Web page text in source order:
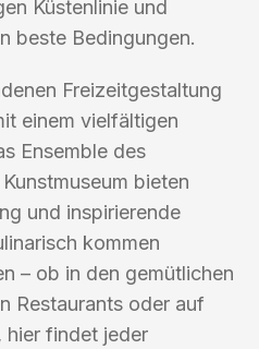
Küstenlinie und
beste Bedingungen.
Freizeitgestaltung
einem vielfältigen
Ensemble des
bieten
und inspirierende
kommen
– ob in den gemütlichen
Restaurants oder auf
hier findet jeder